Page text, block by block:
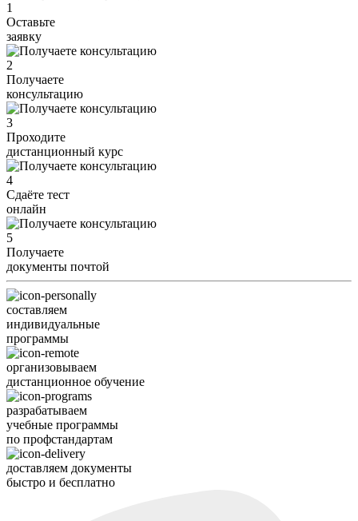
1
Оставьте
заявку
2
Получаете
консультацию
3
Проходите
дистанционный курс
4
Сдаёте тест
онлайн
5
Получаете
документы почтой
составляем
индивидуальные
программы
организовываем
дистанционное обучение
разрабатываем
учебные программы
по профстандартам
доставляем документы
быстро и бесплатно